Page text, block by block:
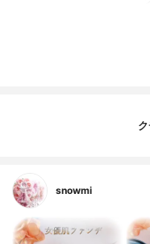
snowmi